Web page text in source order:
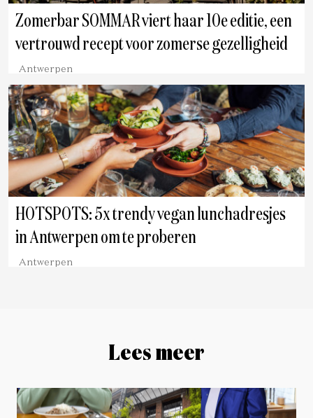
Zomerbar SOMMAR viert haar 10e editie, een
vertrouwd recept voor zomerse gezelligheid
Antwerpen
HOTSPOTS: 5x trendy vegan lunchadresjes
in Antwerpen om te proberen
Antwerpen
Lees meer